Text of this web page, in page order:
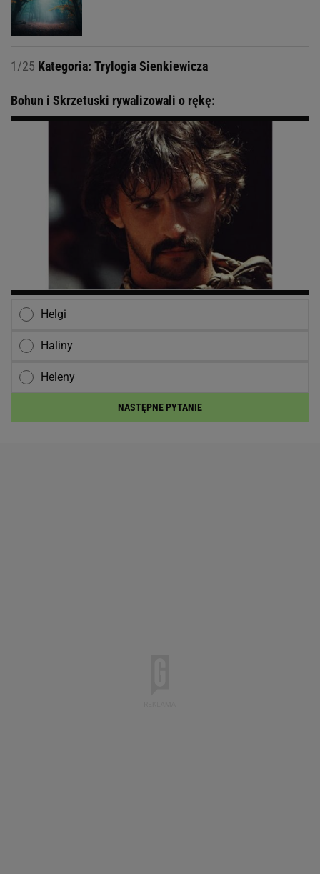
1/25 Kategoria: Trylogia Sienkiewicza
Bohun i Skrzetuski rywalizowali o rękę:
Helgi
Haliny
Heleny
NASTĘPNE PYTANIE